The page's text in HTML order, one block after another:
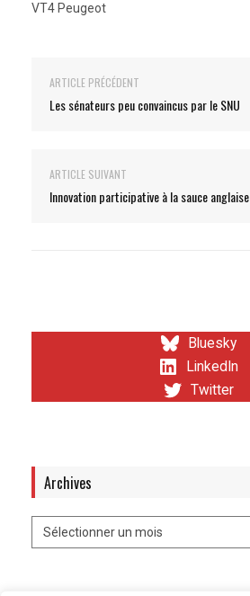
VT4 Peugeot
ARTICLE PRÉCÉDENT
Les sénateurs peu convaincus par le SNU
ARTICLE SUIVANT
Innovation participative à la sauce anglaise
Bluesky
LinkedIn
Twitter
Archives